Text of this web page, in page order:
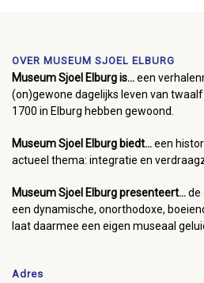
OVER MUSEUM SJOEL ELBURG
Museum Sjoel Elburg is...een
(on)gewone dagelijks leven van
1700 in Elburg hebben gewoond.
Museum Sjoel Elburg biedt...een
actueel thema: integratie en
Museum Sjoel Elburg presenteert...de
een dynamische, onorthodoxe,
laat daarmee een eigen museaal
Adres